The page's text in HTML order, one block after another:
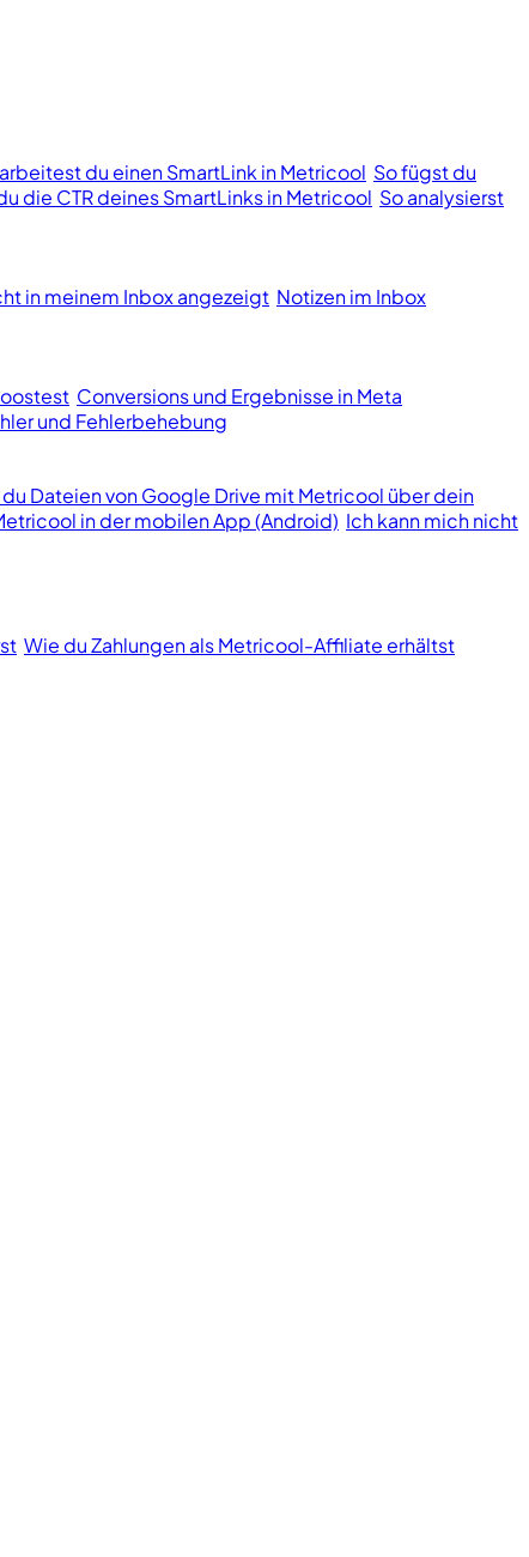
du einen SmartLink in Metricool So fügst du
die CTR deines SmartLinks in Metricool So analysierst
in meinem Inbox angezeigt Notizen im Inbox
Conversions und Ergebnisse in Meta
und Fehlerbehebung
Dateien von Google Drive mit Metricool über dein
in der mobilen App (Android) Ich kann mich nicht
Wie du Zahlungen als Metricool-Affiliate erhältst